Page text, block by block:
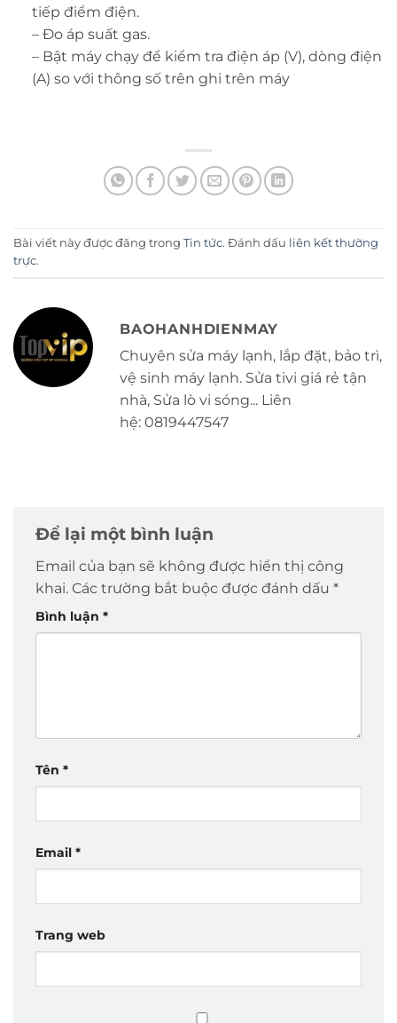
tiếp điểm điện.
– Đo áp suất gas.
– Bật máy chạy để kiểm tra điện áp (V), dòng điện
(A) so với thông số trên ghi trên máy
Bài viết này được đăng trong Tin tức. Đánh dấu liên kết thường
trực.
BAOHANHDIENMAY
Chuyên sửa máy lạnh, lắp đặt, bảo trì,
vệ sinh máy lạnh. Sửa tivi giá rẻ tận
nhà, Sửa lò vi sóng... Liên
hệ: 0819447547
Để lại một bình luận
Email của bạn sẽ không được hiển thị công
khai. Các trường bắt buộc được đánh dấu *
Bình luận *
Tên *
Email *
Trang web